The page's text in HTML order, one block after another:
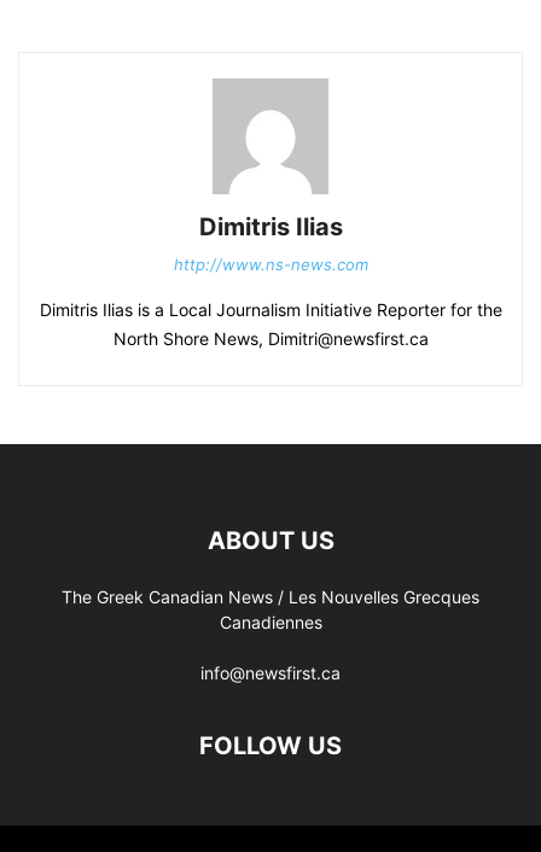
Dimitris Ilias
http://www.ns-news.com
Dimitris Ilias is a Local Journalism Initiative Reporter for the
North Shore News, Dimitri@newsfirst.ca
ABOUT US
The Greek Canadian News / Les Nouvelles Grecques
Canadiennes
info@newsfirst.ca
FOLLOW US